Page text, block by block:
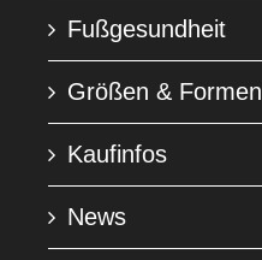
Fußgesundheit
Größen & Formen
Kaufinfos
News